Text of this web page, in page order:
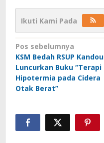
Ikuti Kami Pada
Navigasi
pos
Pos sebelumnya
KSM Bedah RSUP Kandou
Luncurkan Buku “Terapi
Hipotermia pada Cidera
Otak Berat”